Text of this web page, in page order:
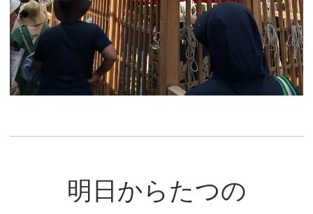
明日からたつの